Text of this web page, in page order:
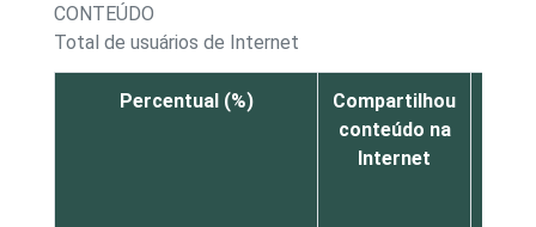
CONTEÚDO
Total de usuários de Internet
Percentual (%)
Compartilhou
conteúdo na
Internet